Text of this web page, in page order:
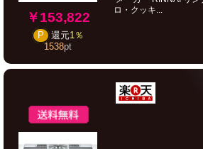
￥153,822
P 還元1％
1538pt
ロ・クッキ...